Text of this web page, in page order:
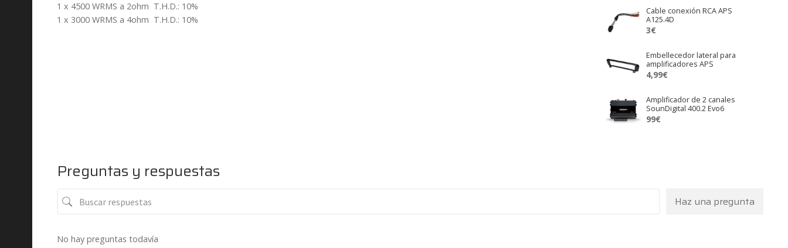
1 x 4500 WRMS a 2ohm T.H.D.: 10%
1 x 3000 WRMS a 4ohm T.H.D.: 10%
Cable conexión RCA APS
A125.4D
3€
Embellecedor lateral para
amplificadores APS
4,99€
Amplificador de 2 canales
SounDigital 400.2 Evo6
99€
Preguntas y respuestas
Haz una pregunta
No hay preguntas todavía